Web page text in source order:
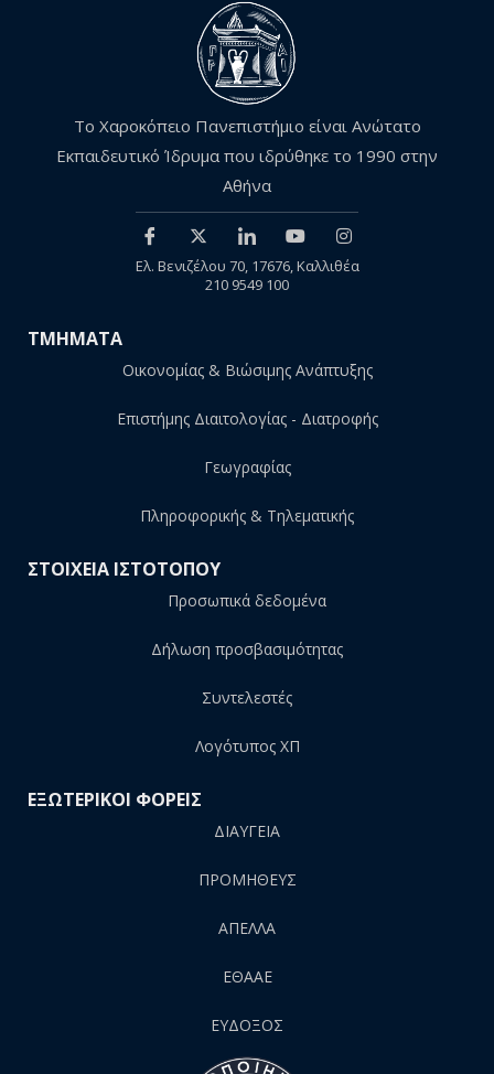
Το Χαροκόπειο Πανεπιστήμιο είναι Ανώτατο
Εκπαιδευτικό Ίδρυμα που ιδρύθηκε το 1990 στην
Αθήνα
Ελ. Βενιζέλου 70, 17676, Καλλιθέα
210 9549 100
ΤΜΗΜΑΤΑ
Οικονομίας & Βιώσιμης Ανάπτυξης
Επιστήμης Διαιτολογίας - Διατροφής
Γεωγραφίας
Πληροφορικής & Τηλεματικής
ΣΤΟΙΧΕΙΑ ΙΣΤΟΤΟΠΟΥ
Προσωπικά δεδομένα
Δήλωση προσβασιμότητας
Συντελεστές
Λογότυπος ΧΠ
ΕΞΩΤΕΡΙΚΟΙ ΦΟΡΕΙΣ
ΔΙΑΥΓΕΙΑ
ΠΡΟΜΗΘΕΥΣ
AΠΕΛΛΑ
ΕΘΑΑΕ
ΕΥΔΟΞΟΣ